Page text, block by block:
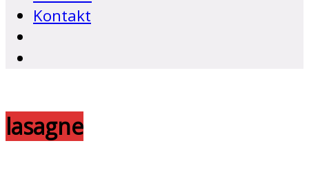
Kontakt
lasagne